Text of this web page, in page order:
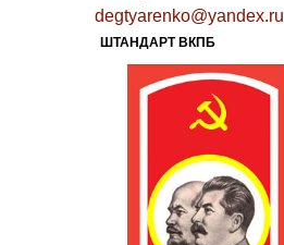
degtyarenko@yandex.ru
ШТАНДАРТ ВКПБ